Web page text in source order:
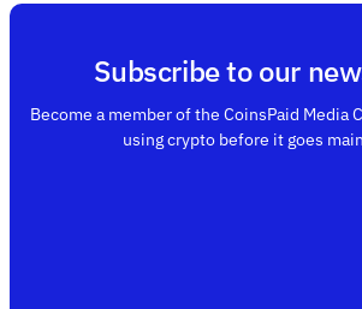
Subscribe to our
Become a member of the CoinsPaid Media
using crypto before it goes